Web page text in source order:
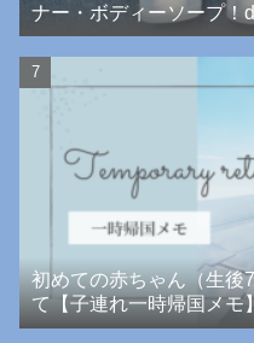
ナー・ボディーソープ！
初めての赤ちゃん（生後
て【子連れ一時帰国メモ